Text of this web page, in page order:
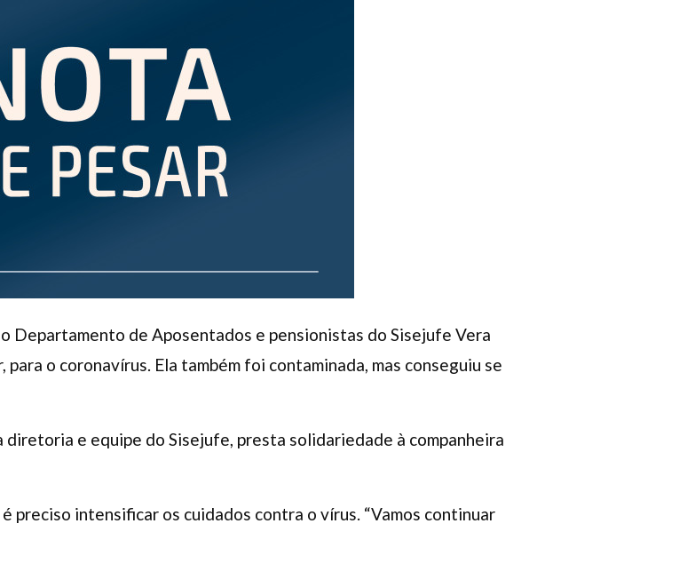
Departamento de Aposentados e pensionistas do Sisejufe Vera
o coronavírus. Ela também foi contaminada, mas conseguiu se
diretoria e equipe do Sisejufe, presta solidariedade à companheira
preciso intensificar os cuidados contra o vírus. “Vamos continuar